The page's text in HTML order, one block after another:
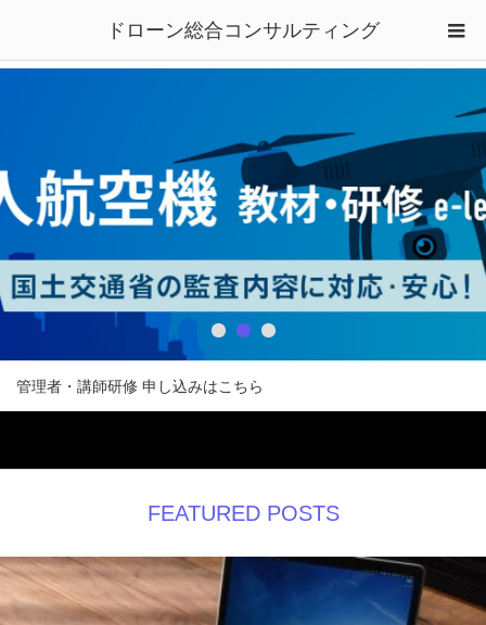
ドローン総合コンサルティング
管理者・講師研修 申し込みはこちら
FEATURED POSTS